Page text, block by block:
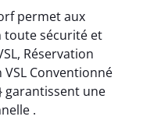
permet aux
toute sécurité et
Réservation
Conventionné
garantissent une
.